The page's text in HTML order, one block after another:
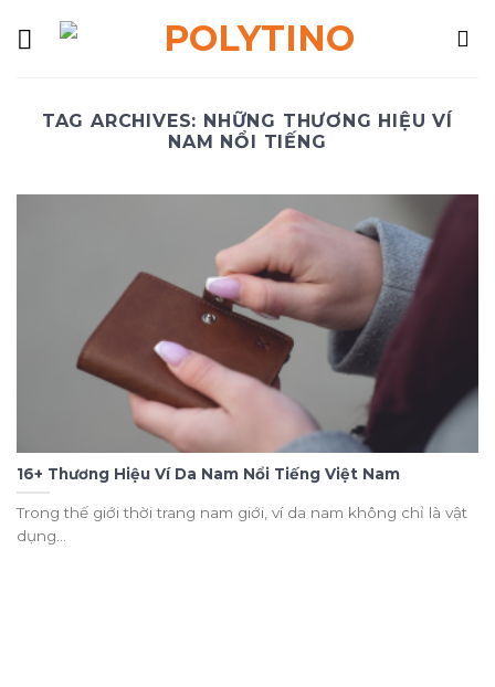
TAG ARCHIVES: NHỮNG THƯƠNG HIỆU VÍ
NAM NỔI TIẾNG
16+ Thương Hiệu Ví Da Nam Nổi Tiếng Việt Nam
Trong thế giới thời trang nam giới, ví da nam không chỉ là vật
dụng...